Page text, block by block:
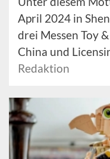
April 2024 in
drei Messen Toy
China und
Redaktion